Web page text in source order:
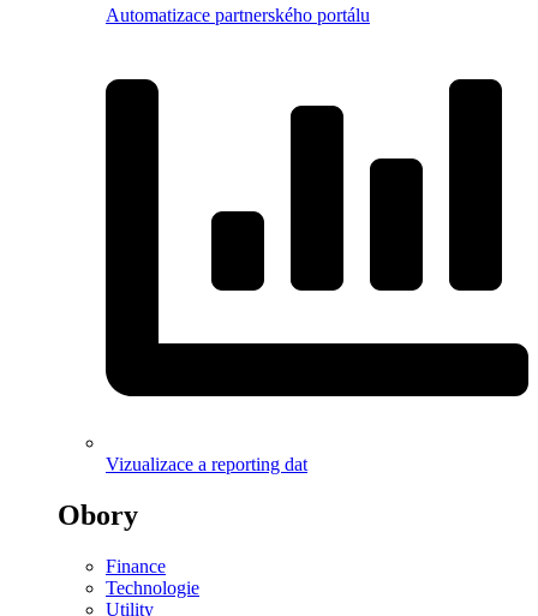
Automatizace partnerského portálu
Vizualizace a reporting dat
Obory
Finance
Technologie
Utility